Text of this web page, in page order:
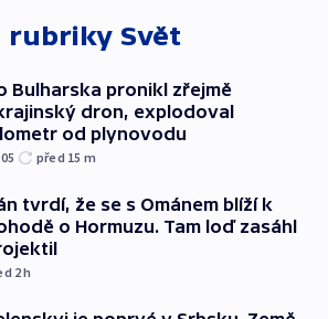
rubriky Svět
Bulharska pronikl zřejmě
dron, explodoval
od plynovodu
před 15 m
tvrdí, že se s Ománem blíží k
o Hormuzu. Tam loď zasáhl
2h